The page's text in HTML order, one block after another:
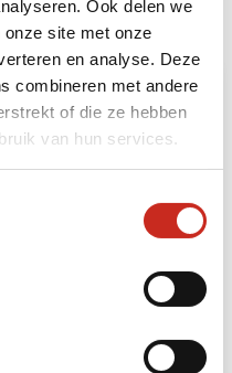
Ook delen we
site met onze
en analyse. Deze
combineren met andere
of die ze hebben
van hun services.
uitbreiden met de